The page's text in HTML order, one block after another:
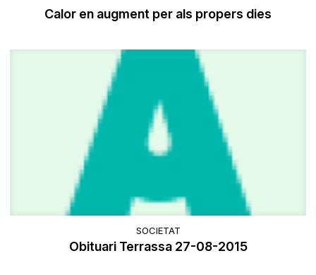
Calor en augment per als propers dies
SOCIETAT
Obituari Terrassa 27-08-2015